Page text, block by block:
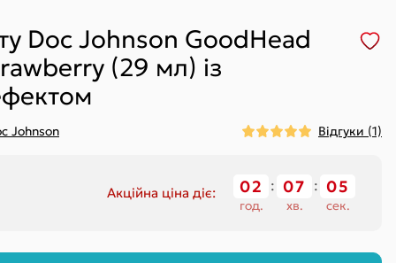
Подвійні (кліторальний-
вагінальні)
Вагінальні
Обмежувач
Doc Johnson GoodHead
(29 мл) із
Johnson Відгуки (1)
Акційна ціна діє: 02
год.
: 07
хв.
: 05
сек.